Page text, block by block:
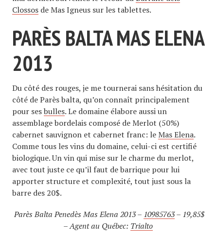
Clossos de Mas Igneus sur les tablettes.
PARÈS BALTA MAS ELENA
2013
Du côté des rouges, je me tournerai sans hésitation du
côté de Parès balta, qu’on connaît principalement
pour sesbulles. Le domaine élabore aussi un
assemblage bordelais composé de Merlot (50%)
cabernet sauvignon et cabernet franc: leMas Elena.
Comme tous les vins du domaine, celui-ci est certifié
biologique. Un vin qui mise sur le charme du merlot,
avec tout juste ce qu’il faut de barrique pour lui
apporter structure et complexité, tout just sous la
barre des 20$.
Parès Balta Penedès Mas Elena 2013 – 10985763– 19,85$
– Agent au Québec: Trialto